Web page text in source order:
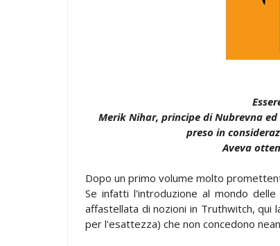
Merik Nihar, principe di Nubrevna
preso in
Aveva
Dopo un primo volume molto
Se infatti l'introduzione al mondo
affastellata di nozioni in Truthwitch, qui
per l'esattezza) che non concedono